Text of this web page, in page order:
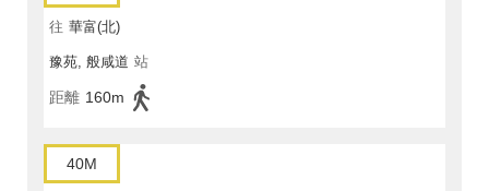
往 華富(北)
豫苑, 般咸道 站
距離 160m
40M